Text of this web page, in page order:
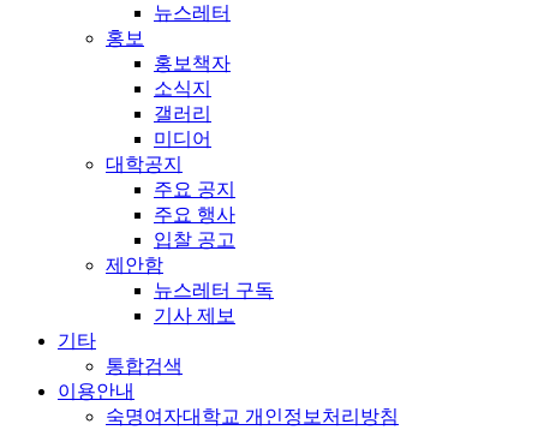
뉴스레터
홍보
홍보책자
소식지
갤러리
미디어
대학공지
주요 공지
주요 행사
입찰 공고
제안함
뉴스레터 구독
기사 제보
기타
통합검색
이용안내
숙명여자대학교 개인정보처리방침